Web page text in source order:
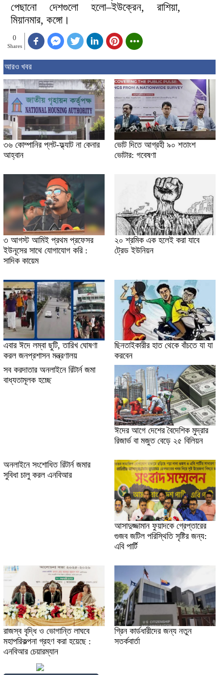
পেছানো দেশগুলো হলো–ইউক্রেন, রাশিয়া,
মিয়ানমার, কঙ্গো।
0
Shares
আরও খবর
৩৬ কোম্পানির প্লট-ফ্ল্যাট না কেনার
আহ্বান
ভোট দিতে আগ্রহী ৯০ শতাংশ
ভোটার: গবেষণা
৩ আগস্ট আমিই প্রথম প্রফেসর
ইউনূসের সাথে যোগাযোগ করি :
সাদিক কায়েম
২০ শ্রমিক এক হলেই করা যাবে
ট্রেড ইউনিয়ন
এবার ঈদে লম্বা ছুটি, তারিখ ঘোষণা
করল জনপ্রশাসন মন্ত্রণালয়
ছিনতাইকারীর হাত থেকে বাঁচতে যা যা
করবেন
সব করদাতার অনলাইনে রিটার্ন জমা
বাধ্যতামূলক হচ্ছে
ঈদের আগে দেশের বৈদেশিক মুদ্রার
রিজার্ভ বা মজুত বেড়ে ২৫ বিলিয়ন
অনলাইনে সংশোধিত রিটার্ন জমার
সুবিধা চালু করল এনবিআর
আসাদুজ্জামান ফুয়াদকে গ্রেপ্তারের
গুজব জটিল পরিস্থিতি সৃষ্টির জন্য:
এবি পার্টি
রাজস্ব বৃদ্ধি ও ভোগান্তি লাঘবে
মহাপরিকল্পনা গ্রহণ করা হয়েছে :
এনবিআর চেয়ারম্যান
গ্রিন কার্ডধারীদের জন্য নতুন
সতর্কবার্তা